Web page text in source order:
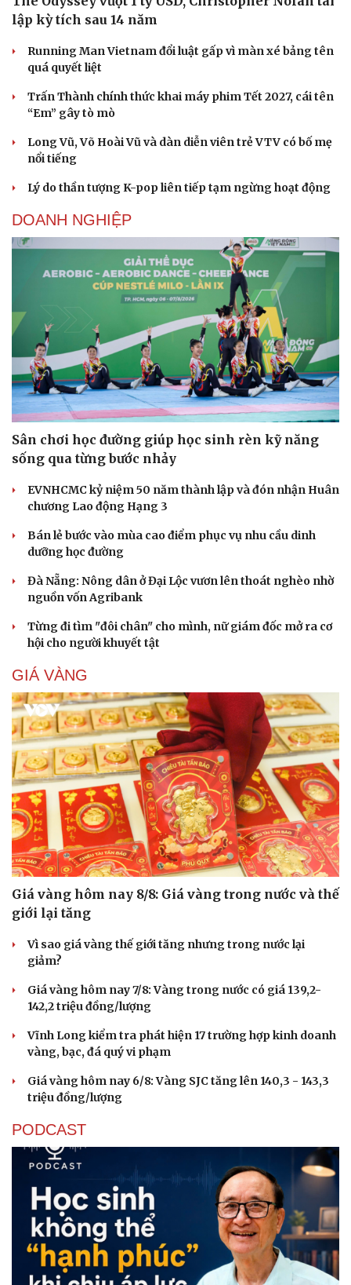
Du lịch
Săn Tour
check-in
Podcast
Đọc truyện đêm khuya
lập kỳ tích sau 14 năm
Running Man Vietnam đổi luật gấp vì màn xé bảng tên
quá quyết liệt
Trấn Thành chính thức khai máy phim Tết 2027, cái tên
“Em” gây tò mò
Long Vũ, Võ Hoài Vũ và dàn diễn viên trẻ VTV có bố mẹ
nổi tiếng
Lý do thần tượng K-pop liên tiếp tạm ngừng hoạt động
DOANH NGHIỆP
Sân chơi học đường giúp học sinh rèn kỹ năng
sống qua từng bước nhảy
EVNHCMC kỷ niệm 50 năm thành lập và đón nhận Huân
chương Lao động Hạng 3
Bán lẻ bước vào mùa cao điểm phục vụ nhu cầu dinh
dưỡng học đường
Đà Nẵng: Nông dân ở Đại Lộc vươn lên thoát nghèo nhờ
nguồn vốn Agribank
Từng đi tìm "đôi chân" cho mình, nữ giám đốc mở ra cơ
hội cho người khuyết tật
GIÁ VÀNG
Giá vàng hôm nay 8/8: Giá vàng trong nước và thế
giới lại tăng
Vì sao giá vàng thế giới tăng nhưng trong nước lại
giảm?
Giá vàng hôm nay 7/8: Vàng trong nước có giá 139,2-
142,2 triệu đồng/lượng
Vĩnh Long kiểm tra phát hiện 17 trường hợp kinh doanh
vàng, bạc, đá quý vi phạm
Giá vàng hôm nay 6/8: Vàng SJC tăng lên 140,3 - 143,3
triệu đồng/lượng
PODCAST